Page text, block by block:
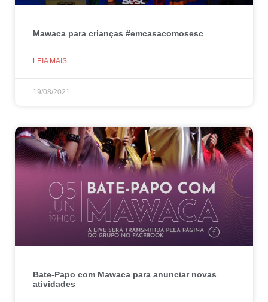
Mawaca para crianças #emcasacomosesc
LEIA MAIS
19/08/2021
Bate-Papo com Mawaca para anunciar novas
atividades